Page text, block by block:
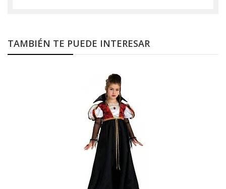
TAMBIÉN TE PUEDE INTERESAR